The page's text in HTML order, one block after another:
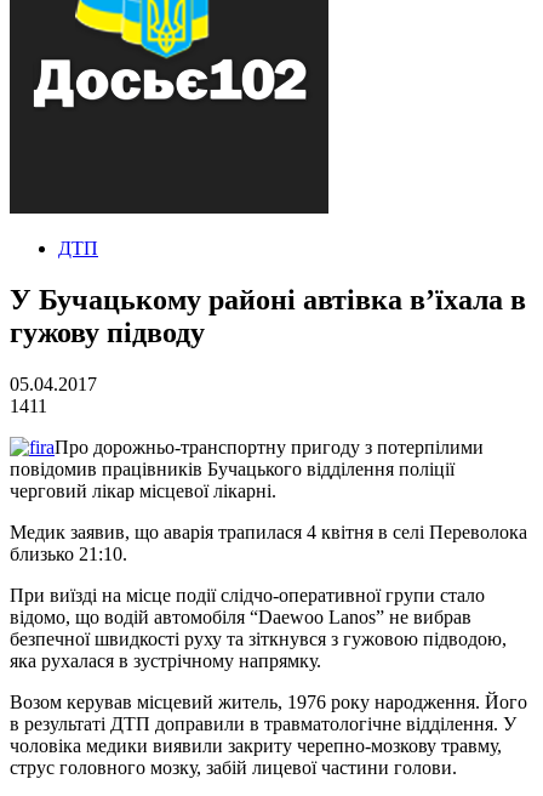
ДТП
У Бучацькому районі автівка в’їхала в
гужову підводу
05.04.2017
1411
Про дорожньо-транспортну пригоду з потерпілими
повідомив працівників Бучацького відділення поліції
черговий лікар місцевої лікарні.
Медик заявив, що аварія трапилася 4 квітня в селі Переволока
близько 21:10.
При виїзді на місце події слідчо-оперативної групи стало
відомо, що водій автомобіля “Daewoo Lanos” не вибрав
безпечної швидкості руху та зіткнувся з гужовою підводою,
яка рухалася в зустрічному напрямку.
Возом керував місцевий житель, 1976 року народження. Його
в результаті ДТП доправили в травматологічне відділення. У
чоловіка медики виявили закриту черепно-мозкову травму,
струс головного мозку, забій лицевої частини голови.